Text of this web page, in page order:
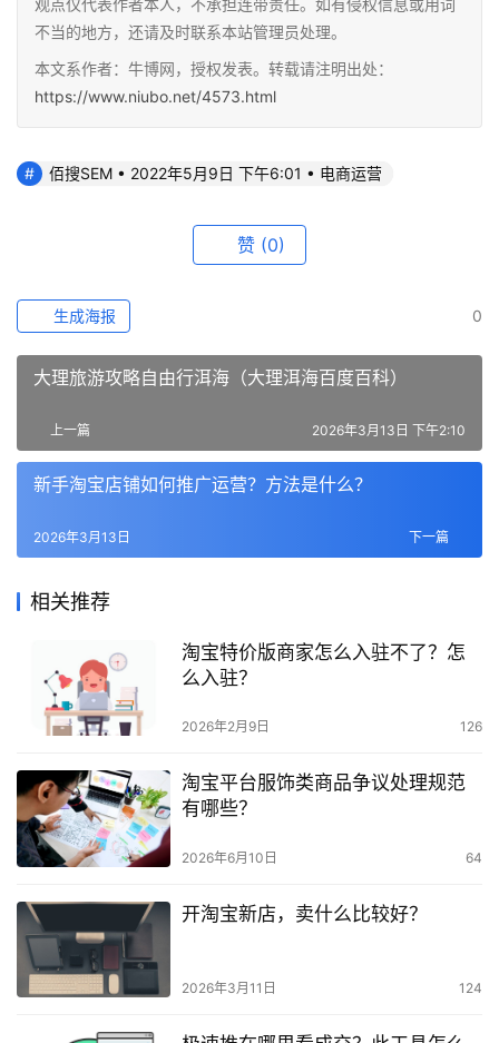
观点仅代表作者本人，不承担连带责任。如有侵权信息或用词
不当的地方，还请及时联系本站管理员处理。
本文系作者：牛博网，授权发表。转载请注明出处：
https://www.niubo.net/4573.html
佰搜SEM • 2022年5月9日 下午6:01 • 电商运营
赞 (0)
0
生成海报
大理旅游攻略自由行洱海（大理洱海百度百科）
上一篇 2026年3月13日 下午2:10
新手淘宝店铺如何推广运营？方法是什么？
下一篇
2026年3月13日
相关推荐
淘宝特价版商家怎么入驻不了？怎
么入驻？
2026年2月9日 126
淘宝平台服饰类商品争议处理规范
有哪些？
2026年6月10日 64
开淘宝新店，卖什么比较好？
2026年3月11日 124